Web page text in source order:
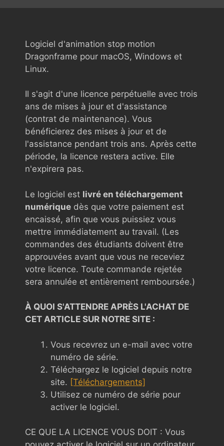
Logiciel d'animation stop motion
Dragonframe pour macOS, Windows et
Linux.
Il s'agit d'une licence perpétuelle avec trois
ans de mises à jour et d'assistance
(contrat de maintenance). Vous
bénéficierez des mises à jour et de
l'assistance pendant trois ans. Après cette
période, la licence restera active. Elle
n'expirera pas.
Le logiciel est livré en téléchargement
numérique dès que votre paiement est
encaissé, afin que vous puissiez vous
mettre immédiatement au travail. (Les
commandes des étudiants doivent être
approuvées avant que vous ne receviez
votre licence. Toute commande rejetée
sera annulée et entièrement remboursée.)
À QUOI S'ATTENDRE APRÈS L'ACHAT DE
CET ARTICLE SUR NOTRE SITE :
Vous recevrez un e-mail avec votre
numéro de série.
Téléchargez le logiciel depuis notre
site. [Téléchargements]
Utilisez ce numéro de série pour
activer le logiciel.
CE QUE LA LICENCE VOUS DOIT : Vous